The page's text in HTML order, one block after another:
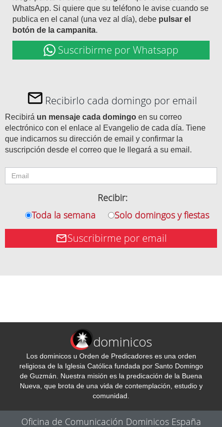
WhatsApp. Si quiere que su teléfono le avise cuando se
publica en el canal (una vez al día), debe pulsar el
botón de la campanita.
Suscribirme por Whatsapp
Recibirlo cada domingo por email
Recibirá un mensaje cada domingo en su correo
electrónico con el enlace al Evangelio de cada día. Tiene
que indicarnos su dirección de email y confirmar la
suscripción desde el correo que le llegará a su email.
Recibir:
Toda la semana
Solo domingos y fiestas
Suscribirme por email
dominicos
Los dominicos u Orden de Predicadores es una orden
religiosa de la Iglesia Católica fundada por Santo Domingo
de Guzmán. Nuestra misión es la predicación de la Buena
Nueva, que brota de una vida de contemplación, estudio y
comunidad.
Oficina de Comunicación Dominicos España